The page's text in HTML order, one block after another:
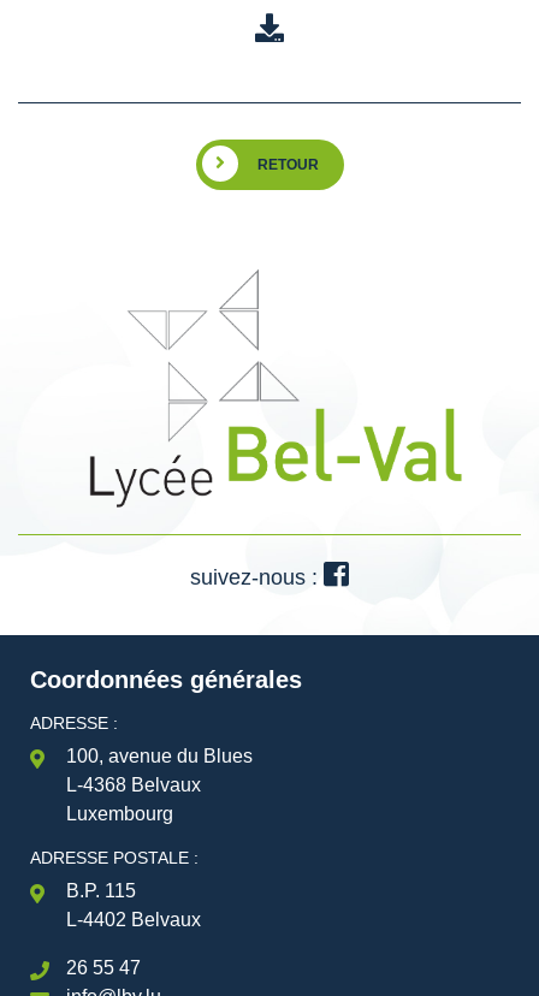
RETOUR
suivez-nous :
Coordonnées générales
ADRESSE :
100, avenue du Blues
L-4368 Belvaux
Luxembourg
ADRESSE POSTALE :
B.P. 115
L-4402 Belvaux
26 55 47